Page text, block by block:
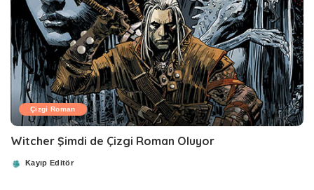
Çizgi Roman
Witcher Şimdi de Çizgi Roman Oluyor
PostedKayıp Editör